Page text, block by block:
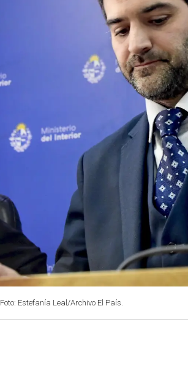
Foto: Estefanía Leal/Archivo El País.